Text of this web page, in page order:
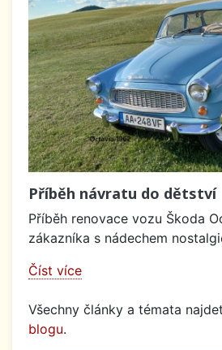
Příběh návratu do dětství
Příběh renovace vozu Škoda
zákazníka s nádechem
Číst více
Všechny články a témata
blogu.